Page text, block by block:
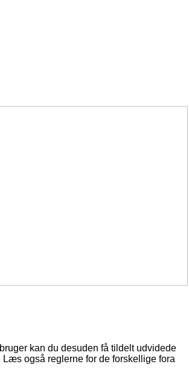
kan du desuden få tildelt udvidede
også reglerne for de forskellige fora